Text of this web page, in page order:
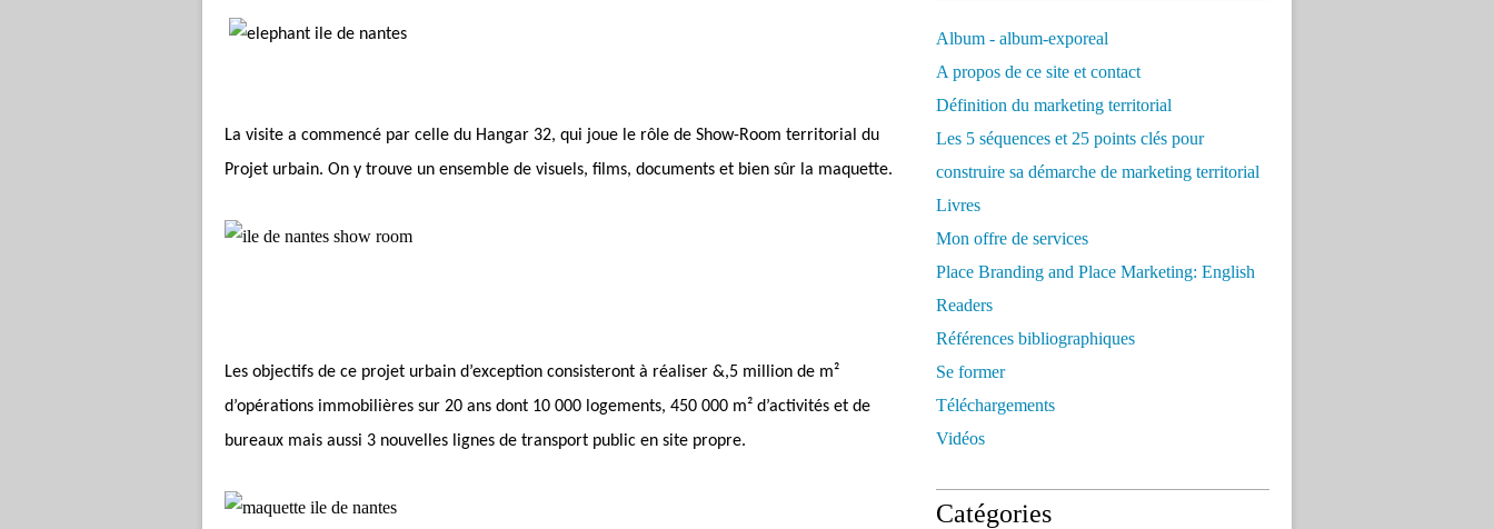
La visite a commencé par celle du Hangar 32, qui joue le rôle de Show-Room territorial du
Projet urbain. On y trouve un ensemble de visuels, films, documents et bien sûr la maquette.
Les objectifs de ce projet urbain d’exception consisteront à réaliser &,5 million de m²
d’opérations immobilières sur 20 ans dont 10 000 logements, 450 000 m² d’activités et de
bureaux mais aussi 3 nouvelles lignes de transport public en site propre.
Album - album-exporeal
A propos de ce site et contact
Définition du marketing territorial
Les 5 séquences et 25 points clés pour
construire sa démarche de marketing territorial
Livres
Mon offre de services
Place Branding and Place Marketing: English
Readers
Références bibliographiques
Se former
Téléchargements
Vidéos
Catégories